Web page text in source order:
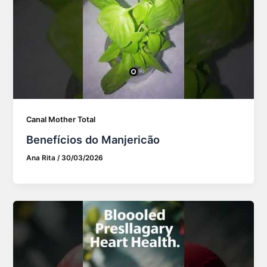
Canal Mother Total
Benefícios do Manjericão
Ana Rita/ 30/03/2026